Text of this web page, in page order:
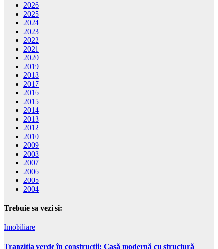
2026
2025
2024
2023
2022
2021
2020
2019
2018
2017
2016
2015
2014
2013
2012
2010
2009
2008
2007
2006
2005
2004
Trebuie sa vezi si:
Imobiliare
Tranziția verde în construcții: Casă modernă cu structură